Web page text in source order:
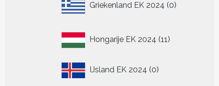
Griekenland EK 2024 0
producten
Hongarije EK 2024 11
producten
IJsland EK 2024 00